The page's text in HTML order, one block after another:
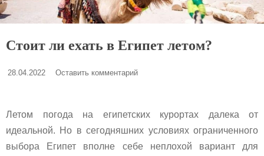
Стоит ли ехать в Египет летом?
28.04.2022 Оставить комментарий
Летом погода на египетских курортах далека от
идеальной. Но в сегодняшних условиях ограниченного
выбора Египет вполне себе неплохой вариант для